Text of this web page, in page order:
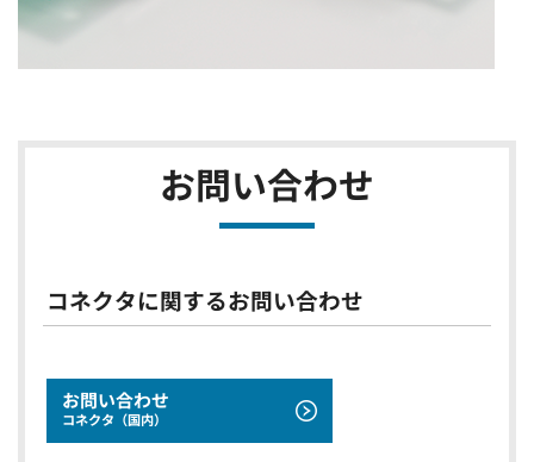
お問い合わせ
コネクタに関するお問い合わせ
お問い合わせ
コネクタ（国内）